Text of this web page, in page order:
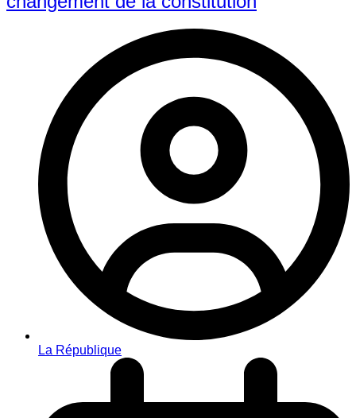
La République